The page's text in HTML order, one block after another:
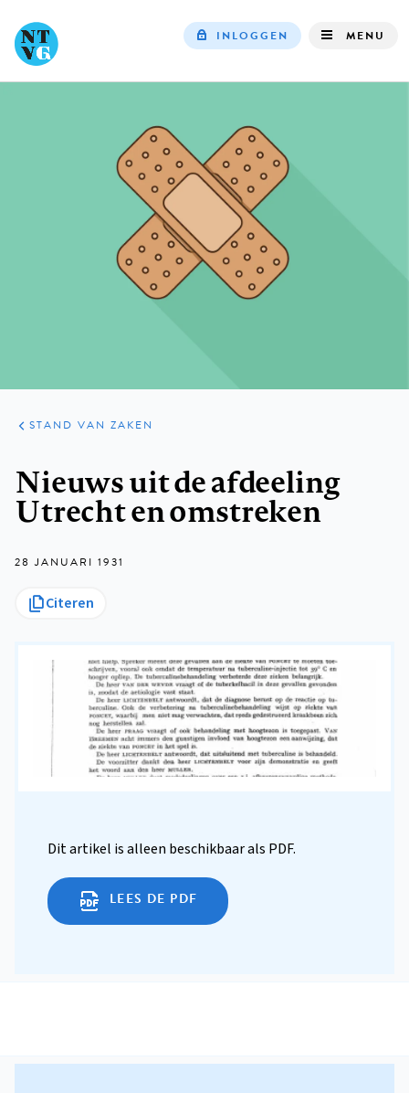
INLOGGEN MENU
ARTIKELEN
PRAKTIJK
STAND VAN ZAKEN
Nieuws uit de afdeeling
Utrecht en omstreken
28 JANUARI 1931
Citeren
Dit artikel is alleen beschikbaar als PDF.
LEES DE PDF